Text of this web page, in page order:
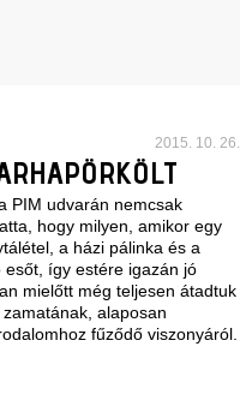
2015. 10. 26.
PIM udvarán nemcsak
hogy milyen, amikor egy
a házi pálinka és a
így estére igazán jó
mielőtt még teljesen átadtuk
alaposan
fűződő viszonyáról.